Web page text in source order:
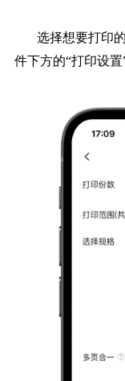
选择想要打印
件下方的“打印设置